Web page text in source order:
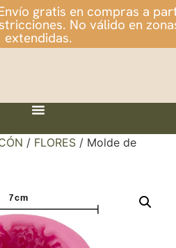
gratis en compras a
No válido en
extendidas.
/ FLORES / Molde de